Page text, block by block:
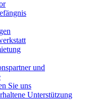
und
Sie uns
Unterstützung